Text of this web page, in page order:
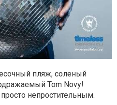
пляж, соленый
Tom Novy!
непростительным.